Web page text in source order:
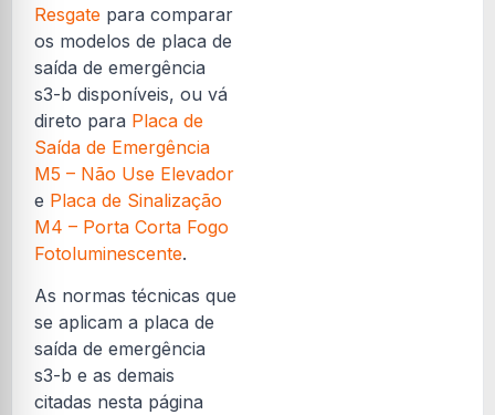
Resgate para comparar
os modelos de placa de
saída de emergência
s3-b disponíveis, ou vá
direto para Placa de
Saída de Emergência
M5 – Não Use Elevador
e Placa de Sinalização
M4 – Porta Corta Fogo
Fotoluminescente.
As normas técnicas que
se aplicam a placa de
saída de emergência
s3-b e as demais
citadas nesta página